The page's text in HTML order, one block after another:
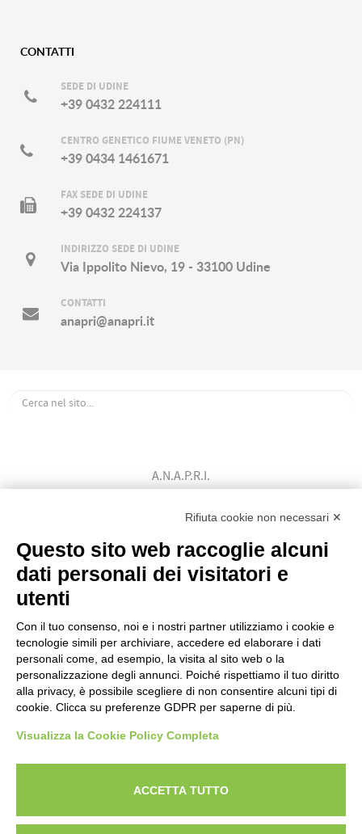
CONTATTI
SEDE DI UDINE
+39 0432 224111
CENTRO GENETICO FIUME VENETO (PN)
+39 0434 1461671
FAX SEDE DI UDINE
+39 0432 224137
INDIRIZZO SEDE DI UDINE
Via Ippolito Nievo, 19 - 33100 Udine
CONTATTI
anapri@anapri.it
A.N.A.P.R.I.
Bovini di Razza Pezzata Rossa Italiana
Codice Fiscale: 80009310303
Powered byANAPRI Webmaster
Rifiuta cookie non necessari ✕
Questo sito web raccoglie alcuni
dati personali dei visitatori e
utenti
Con il tuo consenso, noi e i nostri partner utilizziamo i cookie e
tecnologie simili per archiviare, accedere ed elaborare i dati
personali come, ad esempio, la visita al sito web o la
personalizzazione degli annunci. Poiché rispettiamo il tuo diritto
alla privacy, è possibile scegliere di non consentire alcuni tipi di
cookie. Clicca su preferenze GDPR per saperne di più.
Visualizza la Cookie Policy Completa
ACCETTA TUTTO